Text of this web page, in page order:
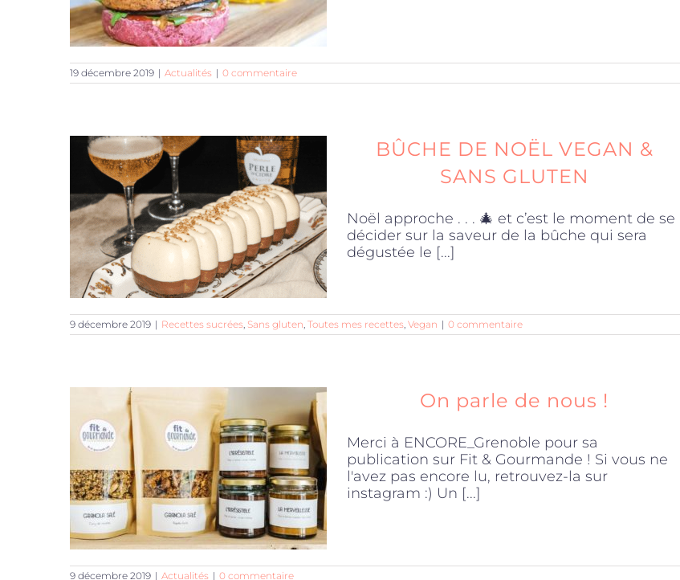
19 décembre 2019 | Actualités | 0 commentaire
BÛCHE DE NOËL VEGAN &
SANS GLUTEN
Noël approche . . . 🎄 et c’est le moment de se
décider sur la saveur de la bûche qui sera
dégustée le [...]
9 décembre 2019 | Recettes sucrées Sans gluten Toutes mes recettes Vegan | 0 commentaire
On parle de nous !
Merci à ENCORE_Grenoble pour sa
publication sur Fit & Gourmande ! Si vous ne
l'avez pas encore lu, retrouvez-la sur
instagram :) Un [...]
9 décembre 2019 | Actualités | 0 commentaire